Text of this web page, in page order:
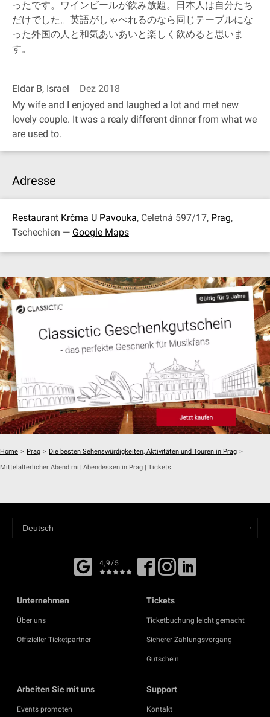
ったです。ワインビールが飲み放題。日本人は自分たち
だけでした。英語がしゃべれるのなら同じテーブルにな
った外国の人と和気あいあいと楽しく飲めると思いま
す。
Eldar B, Israel
Dez 2018
My wife and I enjoyed and laughed a lot and met new
lovely couple. It was a realy different dinner from what we
are used to.
Adresse
Restaurant Krčma U Pavouka, Celetná 597/17, Prag,
Tschechien — Google Maps
Home > Prag > Die besten Sehenswürdigkeiten, Aktivitäten und Touren in Prag >
Mittelalterlicher Abend mit Abendessen in Prag | Tickets
4,9/5
Unternehmen
Über uns
Offizieller Ticketpartner
Tickets
Ticketbuchung leicht gemacht
Sicherer Zahlungsvorgang
Gutschein
Arbeiten Sie mit uns
Events promoten
Support
Kontakt